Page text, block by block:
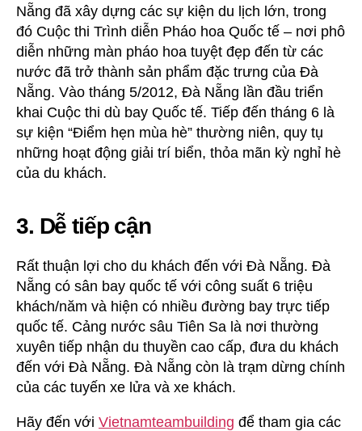
Nẵng đã xây dựng các sự kiện du lịch lớn, trong
đó Cuộc thi Trình diễn Pháo hoa Quốc tế – nơi phô
diễn những màn pháo hoa tuyệt đẹp đến từ các
nước đã trở thành sản phẩm đặc trưng của Đà
Nẵng. Vào tháng 5/2012, Đà Nẵng lần đầu triển
khai Cuộc thi dù bay Quốc tế. Tiếp đến tháng 6 là
sự kiện “Điểm hẹn mùa hè” thường niên, quy tụ
những hoạt động giải trí biển, thỏa mãn kỳ nghỉ hè
của du khách.
3. Dễ tiếp cận
Rất thuận lợi cho du khách đến với Đà Nẵng. Đà
Nẵng có sân bay quốc tế với công suất 6 triệu
khách/năm và hiện có nhiều đường bay trực tiếp
quốc tế. Cảng nước sâu Tiên Sa là nơi thường
xuyên tiếp nhận du thuyền cao cấp, đưa du khách
đến với Đà Nẵng. Đà Nẵng còn là trạm dừng chính
của các tuyến xe lửa và xe khách.
Hãy đến với Vietnamteambuilding để tham gia các